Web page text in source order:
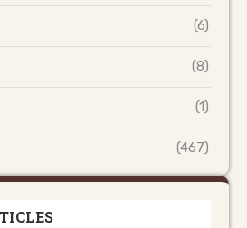
(6)
(8)
(1)
(467)